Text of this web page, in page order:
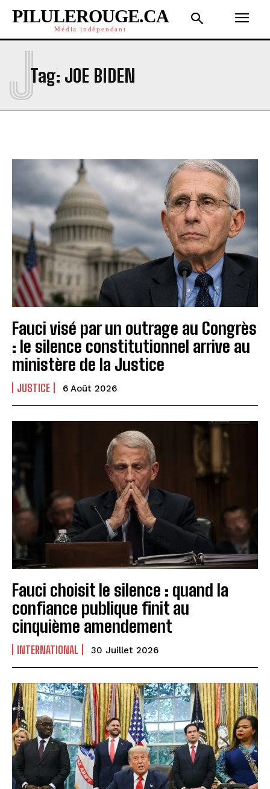
PILULEROUGE.CA
Média indépendant
Tag: JOE BIDEN
J
Fauci visé par un outrage au Congrès
: le silence constitutionnel arrive au
ministère de la Justice
JUSTICE 6 Août 2026
Fauci choisit le silence : quand la
confiance publique finit au
cinquième amendement
INTERNATIONAL 30 Juillet 2026